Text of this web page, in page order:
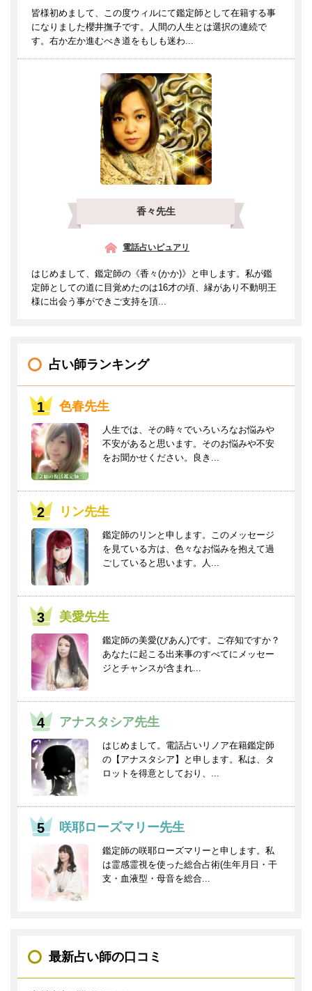
皆様初めまして、この度ウィルにて鑑定師として在籍する事
になりました櫻井撫子です。人間の人生とは選択の連続で
す。右か左か進むべき道をもしも迷わ...
香々先生
電話占いピュアリ
はじめまして、鑑定師の《香々(かか)》と申します。私が鑑
定師としての道に目覚めたのは16才の頃、縁があり不動明王
様に出会う事ができご支持を頂...
占い師ランキング
色春先生
人生では、その時々でいろいろなお悩みや
不安があると思います。そのお悩みや不安
をお聞かせください。良き...
リン先生
鑑定師のリンと申します。このメッセージ
を見ている方は、色々なお悩みを抱えて過
ごしていると思います。人...
美愛先生
鑑定師の美愛(びあん)です。ご存知ですか？
あなたに起こる出来事のすべてにメッセー
ジとチャンスが含まれ...
アナスタシア先生
はじめまして。電話占いリノア在籍鑑定師
の【アナスタシア】と申します。私は、タ
ロットを得意としており、...
咲耶ローズマリー先生
鑑定師の咲耶ローズマリーと申します。私
は霊感霊視を使った総合占術(生年月日・干
支・血液型・母音を総合...
最新占い師の口コミ